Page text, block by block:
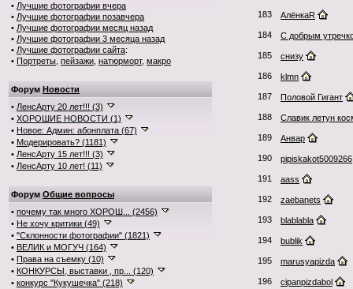
• Лучшие фотографии вчера
• Лучшие фотографии позавчера
• Лучшие фотографии месяц назад
• Лучшие фотографии 3 месяца назад
• Лучшие фотографии сайта:
• Портреты пейзажи натюрморт, макро
Форум Новости
• ЛенсАрту 20 лет!!! (3)
• ХОРОШИЕ НОВОСТИ (1)
• Новое: Админ: абонплата (67)
• Модерировать? (1181)
• ЛенсАрту 15 лет!!! (3)
• ЛенсАрту 10 лет! (11)
Форум Общие вопросы
• почему так много ХОРОШ... (2456)
• Не хочу критики (49)
• "Склонности фотографии" (1821)
• ВЕЛИК и МОГУЧ (164)
• Права на съемку (10)
• КОНКУРСЫ, выставки , пр... (120)
• конкурс "Кукушечка" (218)
183 АлёнкаR
184 С добрым
185 снизу
186 klmn
187 Половой Гигант
188 Славик летун
189 Анвар
190 pipiskakot5009266
191 aass
192 zaebanets
193 blablabla
194 bublik
195 marusyapizda
196 cipanpizdabol